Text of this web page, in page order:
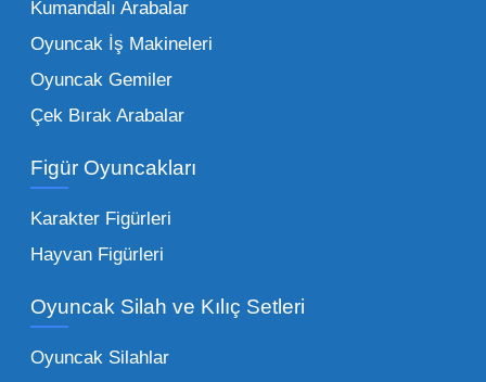
Oyuncak bünyesinde öne çıkan ve en çok
tercih edilen kategorilerimiz:
Peluş Oyuncaklar:
vazgeçilmezi olan yumuşak dokulu sevilen
seçeneklerimizi keşfederek koleksiyonunuza
en sevilen karakterleri ekleyebilirsiniz.
Eğitici Setler:
tarafından tercih edilentoptan eğitici
ebeveynlerin son yıllarda en çok satın aldığı
Kumandalı Arabalar
Oyuncak İş Makineleri
Oyuncak Gemiler
Çek Bırak Arabalar
Figür Oyuncakları
Karakter Figürleri
Hayvan Figürleri
Oyuncak Silah ve Kılıç Setleri
Oyuncak Silahlar